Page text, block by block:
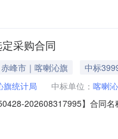
采购合同
峰市｜喀喇沁旗
中标
旗统计局 中标单位： 喀喇
202608317995】合同
乐复印纸80克A4（500张/包